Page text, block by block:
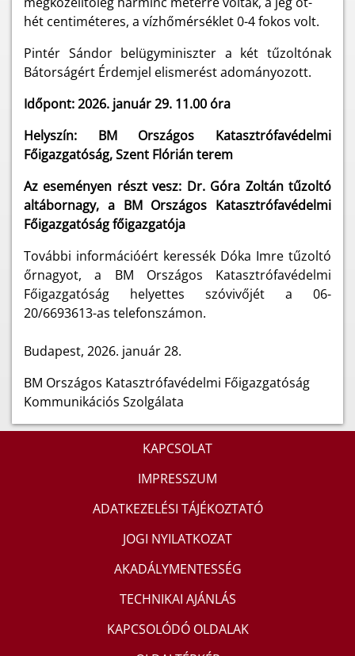
hét centiméteres, a vízhőmérséklet 0-4 fokos volt.
Pintér Sándor belügyminiszter a két tűzoltónak
Bátorságért Érdemjel elismerést adományozott.
Időpont: 2026. január 29. 11.00 óra
Helyszín: BM Országos Katasztrófavédelmi
Főigazgatóság, Szent Flórián terem
Az eseményen részt vesz: Dr. Góra Zoltán tűzoltó
altábornagy, a BM Országos Katasztrófavédelmi
Főigazgatóság főigazgatója
További információért keressék Dóka Imre tűzoltó
őrnagyot, a BM Országos Katasztrófavédelmi
Főigazgatóság helyettes szóvivőjét a 06-
20/6693613-as telefonszámon.
Budapest, 2026. január 28.
BM Országos Katasztrófavédelmi Főigazgatóság
Kommunikációs Szolgálata
KAPCSOLAT
IMPRESSZUM
ADATKEZELÉSI TÁJÉKOZTATÓ
JOGI NYILATKOZAT
AKADÁLYMENTESSÉG
TECHNIKAI AJÁNLÁS
KAPCSOLÓDÓ OLDALAK